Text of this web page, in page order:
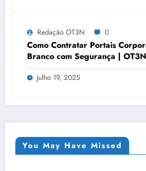
Redação OT3N 0
Como Contratar Portais
Branco com Segurança |
Julho 19, 2025
You May Have Missed